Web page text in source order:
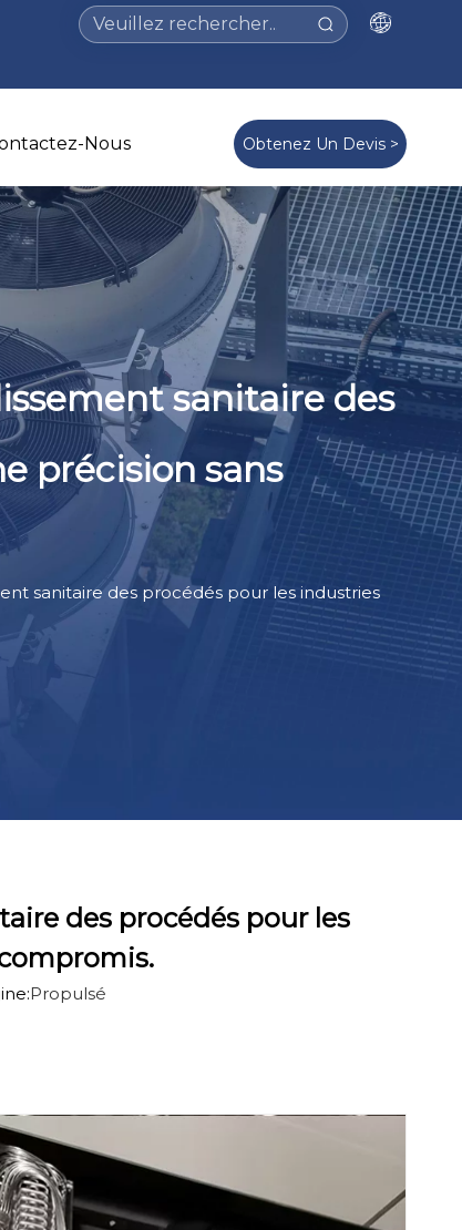
Nous Obtenez Un Devis >
sanitaire des
précision sans
sanitaire des procédés pour les industries
des procédés pour les
Propulsé